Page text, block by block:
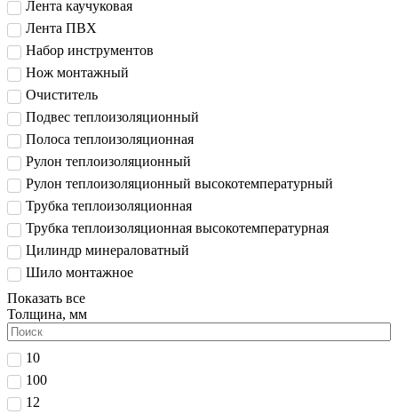
Лента каучуковая
Лента ПВХ
Набор инструментов
Нож монтажный
Очиститель
Подвес теплоизоляционный
Полоса теплоизоляционная
Рулон теплоизоляционный
Рулон теплоизоляционный высокотемпературный
Трубка теплоизоляционная
Трубка теплоизоляционная высокотемпературная
Цилиндр минераловатный
Шило монтажное
Показать все
Толщина, мм
10
100
12